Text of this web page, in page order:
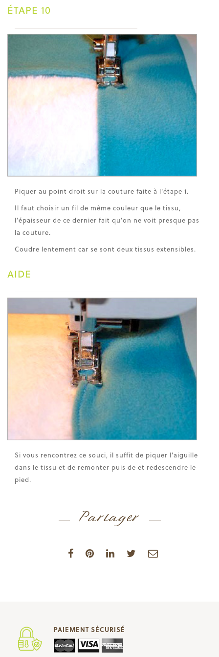
ÉTAPE 10
Piquer au point droit sur la couture faite à l'étape 1.
Il faut choisir un fil de même couleur que le tissu,
l'épaisseur de ce dernier fait qu'on ne voit presque pas
la couture.
Coudre lentement car se sont deux tissus extensibles.
AIDE
Si vous rencontrez ce souci, il suffit de piquer l'aiguille
dans le tissu et de remonter puis de et redescendre le
pied.
Partager
PAIEMENT SÉCURISÉ